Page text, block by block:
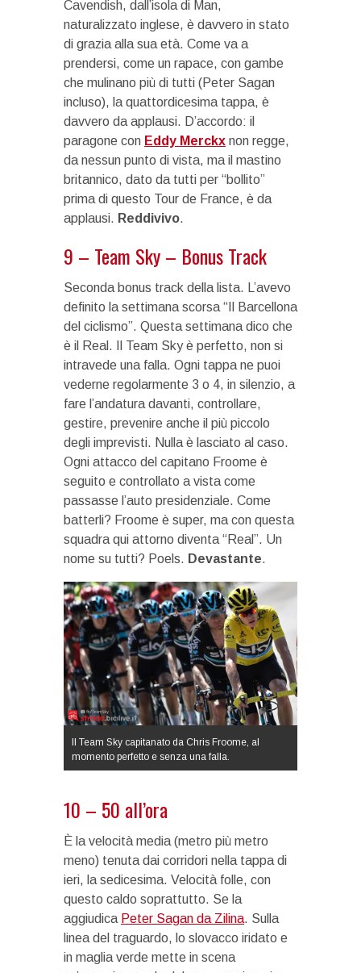
Cavendish, dall’isola di Man,
naturalizzato inglese, è davvero in stato
di grazia alla sua età. Come va a
prendersi, come un rapace, con gambe
che mulinano più di tutti (Peter Sagan
incluso), la quattordicesima tappa, è
davvero da applausi. D’accordo: il
paragone con Eddy Merckx non regge,
da nessun punto di vista, ma il mastino
britannico, dato da tutti per “bollito”
prima di questo Tour de France, è da
applausi. Reddivivo.
9 – Team Sky – Bonus Track
Seconda bonus track della lista. L’avevo
definito la settimana scorsa “Il Barcellona
del ciclismo”. Questa settimana dico che
è il Real. Il Team Sky è perfetto, non si
intravede una falla. Ogni tappa ne puoi
vederne regolarmente 3 o 4, in silenzio, a
fare l’andatura davanti, controllare,
gestire, prevenire anche il più piccolo
degli imprevisti. Nulla è lasciato al caso.
Ogni attacco del capitano Froome è
seguito e controllato a vista come
passasse l’auto presidenziale. Come
batterli? Froome è super, ma con questa
squadra qui attorno diventa “Real”. Un
nome su tutti? Poels. Devastante.
Il Team Sky capitanato da Chris Froome, al
momento perfetto e senza una falla.
10 – 50 all’ora
È la velocità media (metro più metro
meno) tenuta dai corridori nella tappa di
ieri, la sedicesima. Velocità folle, con
questo caldo soprattutto. Se la
aggiudica Peter Sagan da Zilina. Sulla
linea del traguardo, lo slovacco iridato e
in maglia verde mette in scena